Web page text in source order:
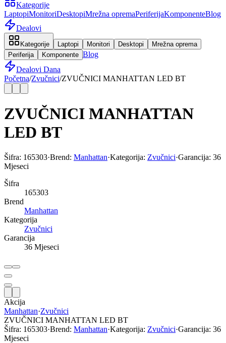
Kategorije
LaptopiMonitoriDesktopiMrežna opremaPeriferijaKomponenteBlog
Dealovi
Kategorije Laptopi Monitori Desktopi
Mrežna oprema
Periferija
Komponente Blog
Dealovi Dana
Početna/Zvučnici/ZVUČNICI MANHATTAN LED BT
ZVUČNICI MANHATTAN
LED BT
Šifra: 165303·Brend: Manhattan·Kategorija: Zvučnici·Garancija: 36
Mjeseci
Šifra
165303
Brend
Manhattan
Kategorija
Zvučnici
Garancija
36 Mjeseci
Akcija
Manhattan·Zvučnici
ZVUČNICI MANHATTAN LED BT
Šifra: 165303·Brend: Manhattan·Kategorija: Zvučnici·Garancija: 36
Mjeseci